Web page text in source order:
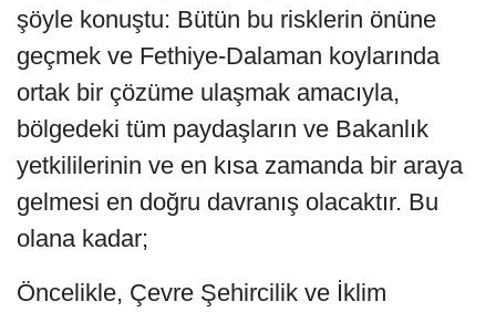
şöyle konuştu: Bütün bu risklerin önüne
geçmek ve Fethiye-Dalaman koylarında
ortak bir çözüme ulaşmak amacıyla,
bölgedeki tüm paydaşların ve Bakanlık
yetkililerinin ve en kısa zamanda bir araya
gelmesi en doğru davranış olacaktır. Bu
olana kadar;
Öncelikle, Çevre Şehircilik ve İklim